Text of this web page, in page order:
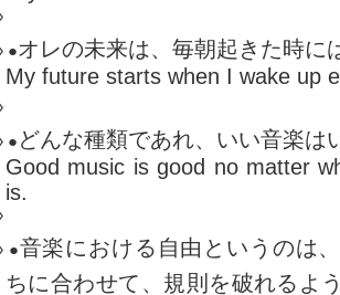
●オレの未来は、毎朝起きた時に
My future starts when I wake up
● どんな種類であれ、いい音楽は
Good music is good no matter
is.
●音楽における自由というのは
ちに合わせて、規則を破れるよ